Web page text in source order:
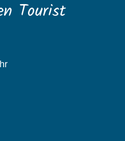
Tourist